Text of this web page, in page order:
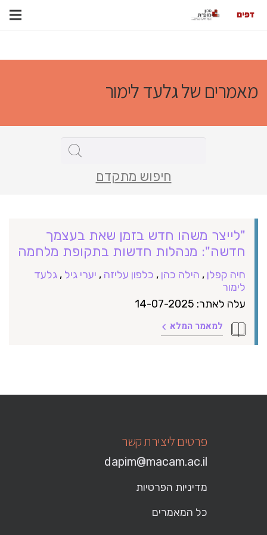
מאמרים של גלעד לימור
חיפוש מתקדם
"לייצר משהו חדש בזמן שאת בעצמך
חדשה": מנהלות חדשות בתקופת מלחמה
חיה קפלן , הילה כהן , כלפון עליזה , יערי גיל , גלעד
לימור
עלה לאתר: 14-07-2025
למאמר המלא
פרטים ליצירת קשר
dapim@macam.ac.il
מדיניות הפרטיות
כל המאמרים